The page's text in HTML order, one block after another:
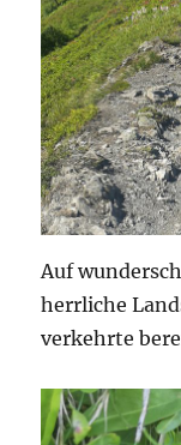
Auf
herrliche
verkehrte